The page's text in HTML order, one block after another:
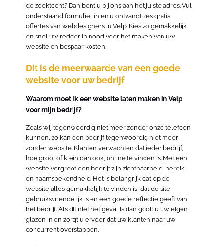
de zoektocht? Dan bent u bij ons aan het juiste adres. Vul
onderstaand formulier in en u ontvangt zes gratis
offertes van webdesigners in Velp. Kies zo gemakkelijk
en snel uw redder in nood voor het maken van uw
website en bespaar kosten.
Dit is de meerwaarde van een goede
website voor uw bedrijf
Waarom moet ik een website laten maken in Velp
voor mijn bedrijf?
Zoals wij tegenwoordig niet meer zonder onze telefoon
kunnen, zo kan een bedrijf tegenwoordig niet meer
zonder website. Klanten verwachten dat ieder bedrijf,
hoe groot of klein dan ook, online te vinden is. Met een
website vergroot een bedrijf zijn zichtbaarheid, bereik
en naamsbekendheid. Het is belangrijk dat op de
website alles gemakkelijk te vinden is, dat de site
gebruiksvriendelijk is en een goede reflectie geeft van
het bedrijf. Als dit niet het geval is dan gooit u uw eigen
glazen in en zorgt u ervoor dat uw klanten naar uw
concurrent overstappen.